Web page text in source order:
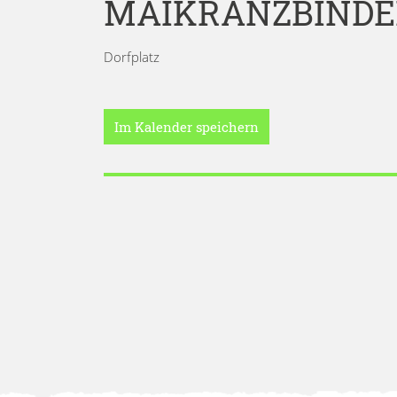
Dorfplatz
Im Kalender speichern